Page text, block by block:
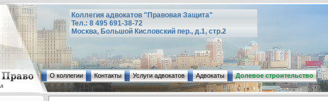
Коллегия адвокатов "Правовая Защита"
Тел.: 8 495 691-38-72
Москва, Большой Кисловский пер., д.1, стр.2
О коллегии Контакты Услуги адвокатов Адвокаты Долевое строительство